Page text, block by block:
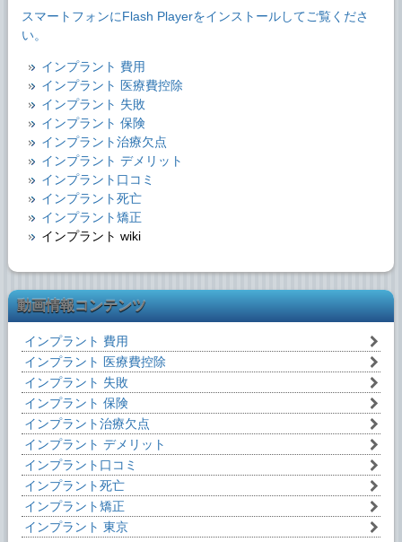
スマートフォンにFlash Playerをインストールしてご覧くださ
い。
インプラント 費用
インプラント 医療費控除
インプラント 失敗
インプラント 保険
インプラント治療欠点
インプラント デメリット
インプラント口コミ
インプラント死亡
インプラント矯正
インプラント wiki
動画情報コンテンツ
インプラント 費用
インプラント 医療費控除
インプラント 失敗
インプラント 保険
インプラント治療欠点
インプラント デメリット
インプラント口コミ
インプラント死亡
インプラント矯正
インプラント 東京